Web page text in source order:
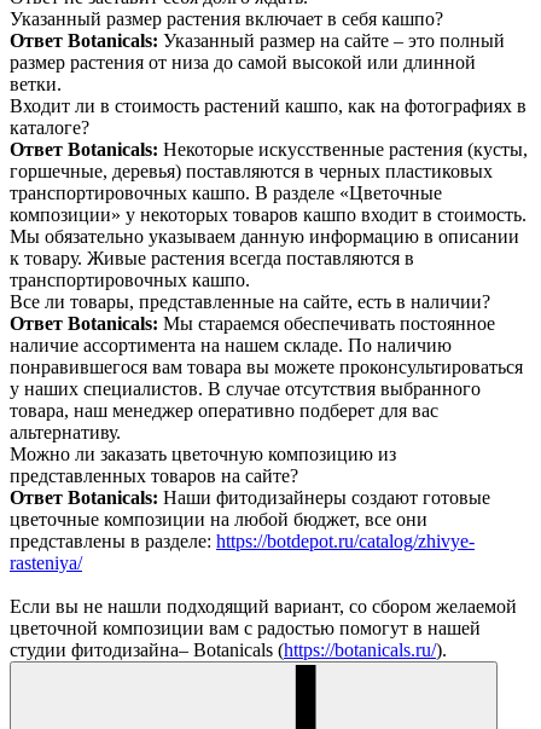
Указанный размер растения включает в себя кашпо?
Ответ Botanicals: Указанный размер на сайте – это полный
размер растения от низа до самой высокой или длинной
ветки.
Входит ли в стоимость растений кашпо, как на фотографиях в
каталоге?
Ответ Botanicals: Некоторые искусственные растения (кусты,
горшечные, деревья) поставляются в черных пластиковых
транспортировочных кашпо. В разделе «Цветочные
композиции» у некоторых товаров кашпо входит в стоимость.
Мы обязательно указываем данную информацию в описании
к товару. Живые растения всегда поставляются в
транспортировочных кашпо.
Все ли товары, представленные на сайте, есть в наличии?
Ответ Botanicals: Мы стараемся обеспечивать постоянное
наличие ассортимента на нашем складе. По наличию
понравившегося вам товара вы можете проконсультироваться
у наших специалистов. В случае отсутствия выбранного
товара, наш менеджер оперативно подберет для вас
альтернативу.
Можно ли заказать цветочную композицию из
представленных товаров на сайте?
Ответ Botanicals: Наши фитодизайнеры создают готовые
цветочные композиции на любой бюджет, все они
представлены в разделе: https://botdepot.ru/catalog/zhivye-
rasteniya/
Если вы не нашли подходящий вариант, со сбором желаемой
цветочной композиции вам с радостью помогут в нашей
студии фитодизайна– Botanicals (https://botanicals.ru/).